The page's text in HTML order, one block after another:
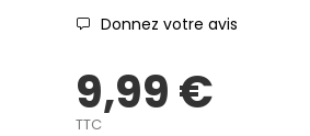
Donnez votre avis
9,99 €
TTC